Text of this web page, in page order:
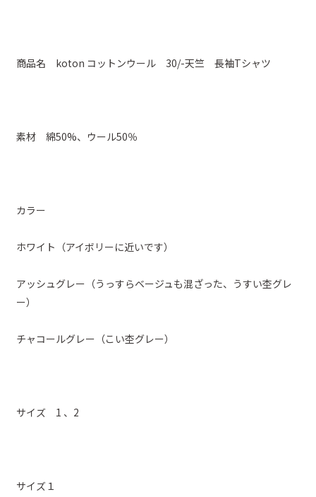
商品名 koton コットンウール 30/-天竺 長袖Tシャツ
素材 綿50%、ウール50％
カラー
ホワイト（アイボリーに近いです）
アッシュグレー（うっすらベージュも混ざった、うすい杢グレ
ー）
チャコールグレー（こい杢グレー）
サイズ 1 、2
サイズ１